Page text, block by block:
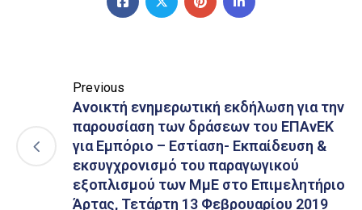
Previous
Ανοικτή ενημερωτική εκδήλωση για την
παρουσίαση των δράσεων του ΕΠΑνΕΚ
για Εμπόριο – Εστίαση- Εκπαίδευση &
εκσυγχρονισμό του παραγωγικού
εξοπλισμού των ΜμΕ στο Επιμελητήριο
Άρτας, Τετάρτη 13 Φεβρουαρίου 2019